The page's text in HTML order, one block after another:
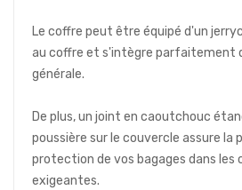
Le coffre peut être équipé d'un
au coffre et s'intègre parfaitement
générale.
De plus, un joint en caoutchouc
poussière sur le couvercle assure la
protection de vos bagages dans les
exigeantes.